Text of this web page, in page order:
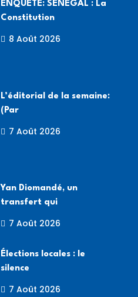
ENQUETE: SÉNÉGAL : La
Constitution
8 Août 2026
L’éditorial de la semaine:
(Par
7 Août 2026
Yan Diomandé, un
transfert qui
7 Août 2026
Élections locales : le
silence
7 Août 2026